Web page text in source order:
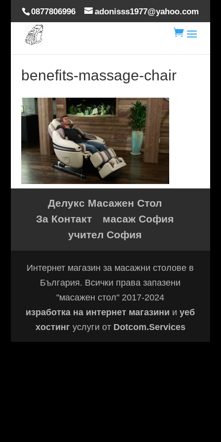
0877806996 adonisss1977@yahoo.com

benefits-massage-chair
Делукс Масажен Стол
За Контакт
масаж София
учител София
Интернет магазин за масажни столове в
България. Всички права запазени
"масажен стол" 2017-2024
изработка на интернет магазини иуеб
хостинг услуги от Dotcom.Services